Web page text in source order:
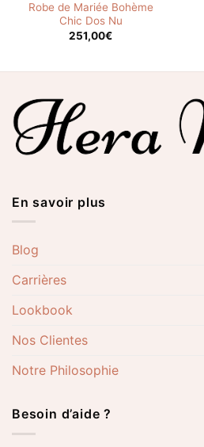
Robe de Mariée Bohème
Chic Dos Nu
251,00€
En savoir plus
Blog
Carrières
Lookbook
Nos Clientes
Notre Philosophie
Besoin d’aide ?